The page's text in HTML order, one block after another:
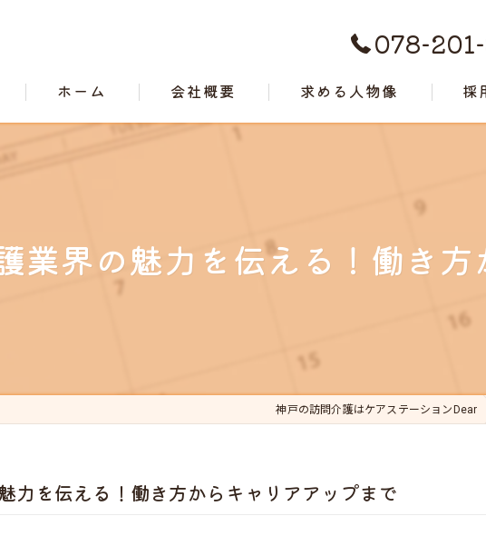
078-
ホーム 会社概要 求める人物像 採
業界の魅力を伝える！働き
神戸の訪問介護はケアステーションDear
力を伝える！働き方からキャリアアップまで